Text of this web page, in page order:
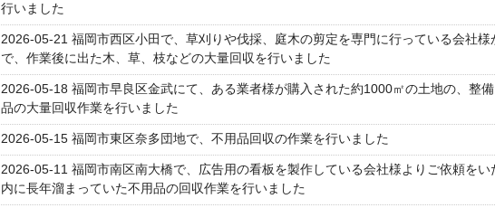
行いました
2026-05-21 福岡市西区小田で、草刈りや伐採、庭木の剪定を専門に行っている会社様
で、作業後に出た木、草、枝などの大量回収を行いました
2026-05-18 福岡市早良区金武にて、ある業者様が購入された約1000㎡の土地の、整
品の大量回収作業を行いました
2026-05-15 福岡市東区奈多団地で、不用品回収の作業を行いました
2026-05-11 福岡市南区南大橋で、広告用の看板を製作している会社様よりご依頼をい
内に長年溜まっていた不用品の回収作業を行いました